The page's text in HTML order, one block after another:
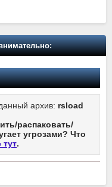
архив: rsload
распаковать/
угрозами? Что
тут.